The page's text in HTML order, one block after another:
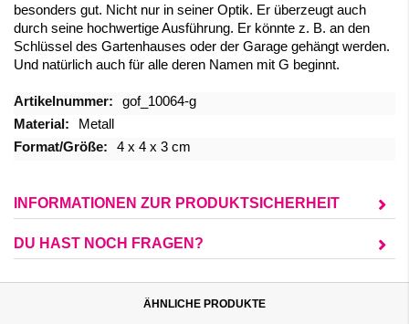
besonders gut. Nicht nur in seiner Optik. Er überzeugt auch
durch seine hochwertige Ausführung. Er könnte z. B. an den
Schlüssel des Gartenhauses oder der Garage gehängt werden.
Und natürlich auch für alle deren Namen mit G beginnt.
Mehr
Informationen
gof_10064-g
Metall
4 x 4 x 3 cm
INFORMATIONEN ZUR PRODUKTSICHERHEIT
DU HAST NOCH FRAGEN?
ÄHNLICHE PRODUKTE